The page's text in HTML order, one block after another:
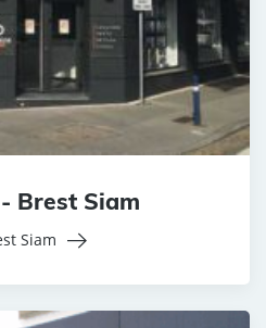
Brest Siam
Siam